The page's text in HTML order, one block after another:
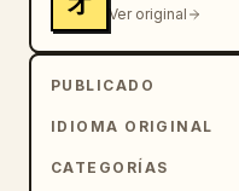
aparezcan manos,
comida.
Diseño del panel y
izquierda a
Ver original
PUBLICADO
IDIOMA ORIGINAL
CATEGORÍAS